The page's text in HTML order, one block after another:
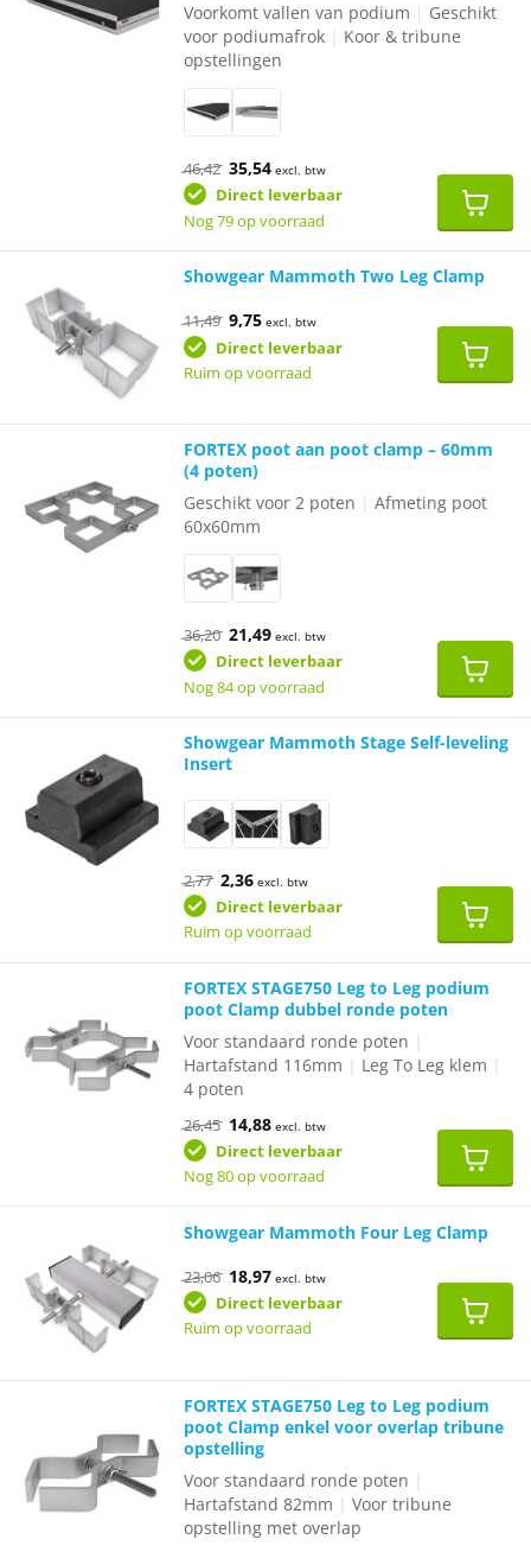
Voorkomt vallen van podium
Geschikt
voor podiumafrok
Koor & tribune
opstellingen
46,42 Oorspronkelijke
prijs
was:
35,54Huidige
prijs
is:
excl. btw
Direct leverbaar
Nog 79 op voorraad
Showgear Mammoth Two Leg Clamp
11,49 Oorspronkelijke
prijs
was:
9,75Huidige
prijs
is:
excl. btw
Direct leverbaar
Ruim op voorraad
FORTEX poot aan poot clamp – 60mm
(4 poten)
Geschikt voor 2 poten |Afmeting poot
60x60mm
36,20 Oorspronkelijke
prijs
was:
21,49Huidige
prijs
is:
excl. btw
Direct leverbaar
Nog 84 op voorraad
Showgear Mammoth Stage Self-leveling
Insert
2,77 Oorspronkelijke
prijs
was:
2,36Huidige
prijs
is:
excl. btw
Direct leverbaar
Ruim op voorraad
FORTEX STAGE750 Leg to Leg podium
poot Clamp dubbel ronde poten
Voor standaard ronde poten
Hartafstand 116mm
Leg To Leg klem
4 poten
26,45 Oorspronkelijke
prijs
was:
14,88Huidige
prijs
is:
excl. btw
Direct leverbaar
Nog 80 op voorraad
Showgear Mammoth Four Leg Clamp
23,06 Oorspronkelijke
prijs
was:
18,97Huidige
prijs
is:
€18,97.
excl. btw
Direct leverbaar
Ruim op voorraad
FORTEX STAGE750 Leg to Leg podium
poot Clamp enkel voor overlap tribune
opstelling
Voor standaard ronde poten
Hartafstand 82mm |Voor tribune
opstelling met overlap